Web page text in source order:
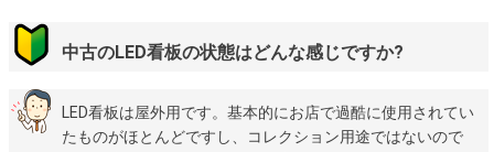
中古のLED看板の状態はどんな感じですか?
LED看板は屋外用です。基本的にお店で過酷に使用されてい
たものがほとんどですし、コレクション用途ではないので